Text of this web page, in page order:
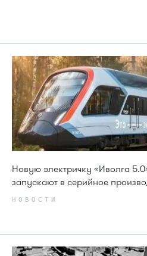
Новую электричку «Иволга
запускают в серийное
НОВОСТИ